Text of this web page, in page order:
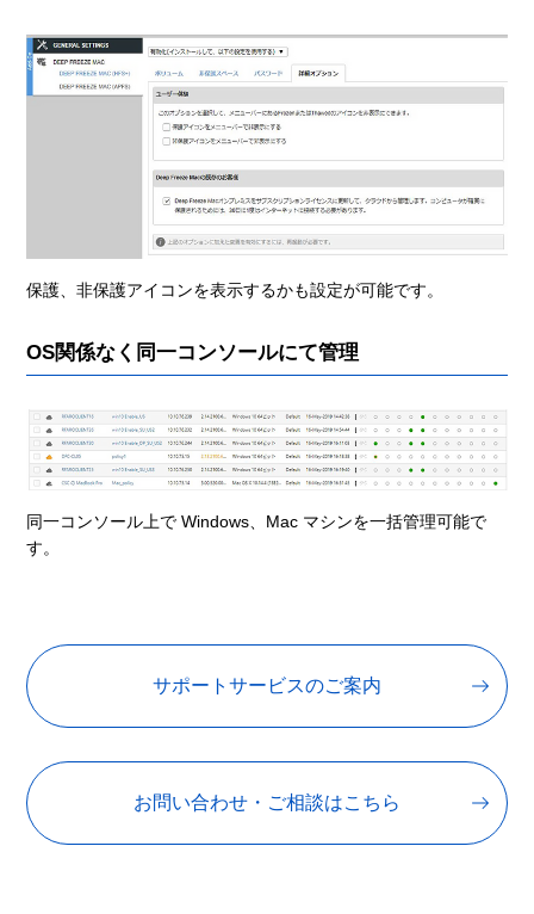
保護、非保護アイコンを表示するかも設定が可能です。
OS関係なく同一コンソールにて管理
同一コンソール上で Windows、Mac マシンを一括管理可能で
す。
サポートサービスのご案内
お問い合わせ・ご相談はこちら